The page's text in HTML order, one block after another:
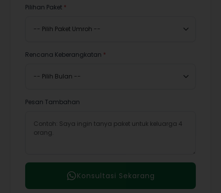
Pilihan Paket *
Rencana Keberangkatan *
Pesan Tambahan
Konsultasi Sekarang